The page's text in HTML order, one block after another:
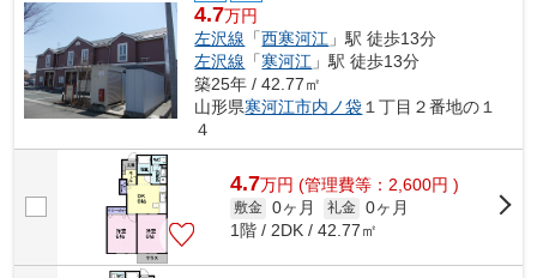
4.7万円
左沢線 「西寒河江 」駅 徒歩13分
左沢線 「寒河江 」駅 徒歩13分
築25年 / 42.77㎡
山形県寒河江市内ノ袋 １丁目２番地の１
４
4.7万円 (管理費等：2,600円 )
敷金 0ヶ月 礼金 0ヶ月
1階 / 2DK / 42.77㎡